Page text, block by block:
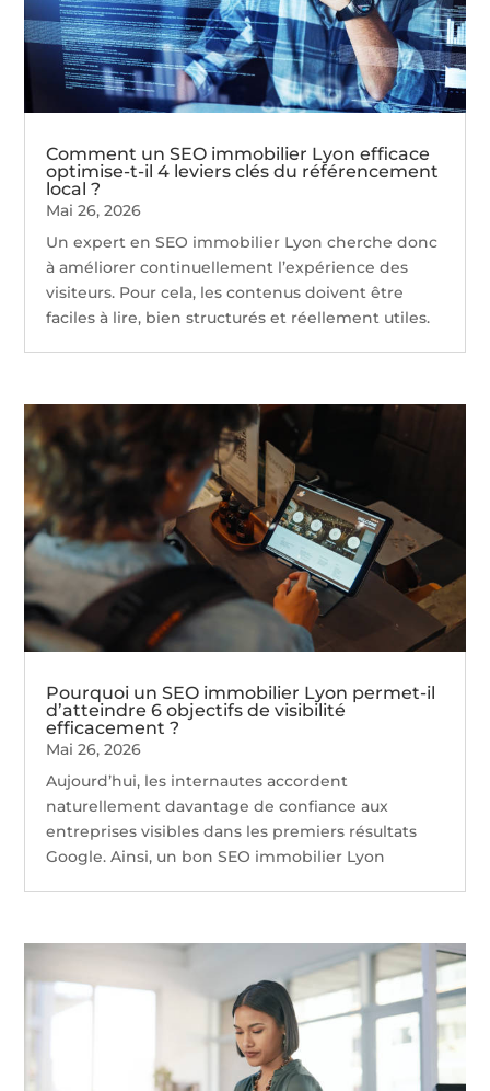
Comment un SEO immobilier Lyon efficace
optimise-t-il 4 leviers clés du référencement
local ?
Mai 26, 2026
Un expert en SEO immobilier Lyon cherche donc
à améliorer continuellement l’expérience des
visiteurs. Pour cela, les contenus doivent être
faciles à lire, bien structurés et réellement utiles.
Pourquoi un SEO immobilier Lyon permet-il
d’atteindre 6 objectifs de visibilité
efficacement ?
Mai 26, 2026
Aujourd’hui, les internautes accordent
naturellement davantage de confiance aux
entreprises visibles dans les premiers résultats
Google. Ainsi, un bon SEO immobilier Lyon